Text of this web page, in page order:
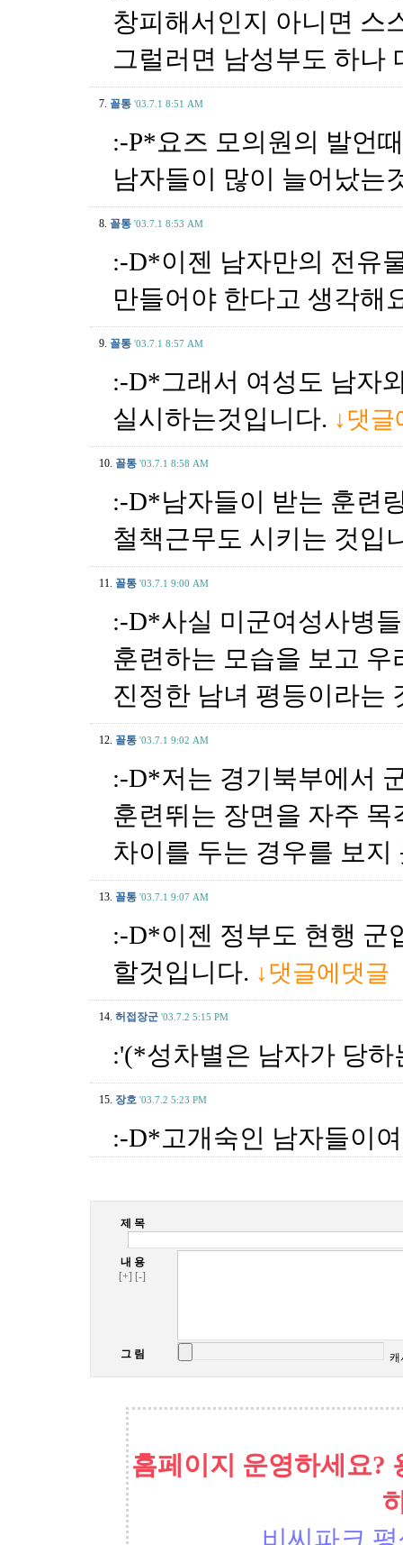
창피해서인지 아니면 스
그럴러면 남성부도 하나
7. 꼴통 '03.7.1 8:51 AM
:-P*요즈 모의원의 발언
남자들이 많이 늘어났는
8. 꼴통 '03.7.1 8:53 AM
:-D*이젠 남자만의 전유
만들어야 한다고 생각해
9. 꼴통 '03.7.1 8:57 AM
:-D*그래서 여성도 남자
실시하는것입니다. ↓댓글
10. 꼴통 '03.7.1 8:58 AM
:-D*남자들이 받는 훈련
철책근무도 시키는 것입
11. 꼴통 '03.7.1 9:00 AM
:-D*사실 미군여성사병
훈련하는 모습을 보고
진정한 남녀 평등이라는
12. 꼴통 '03.7.1 9:02 AM
:-D*저는 경기북부에서
훈련뛰는 장면을 자주
차이를 두는 경우를 보
13. 꼴통 '03.7.1 9:07 AM
:-D*이젠 정부도 현행 군
할것입니다. ↓댓글에댓글
14. 허접장군 '03.7.2 5:15 PM
:'(*성차별은 남자가 당
15. 장호 '03.7.2 5:23 PM
:-D*고개숙인 남자들이
제 목
내 용
[+] [-]
그 림 캐
홈페이지 운영하세요?
비씨파크